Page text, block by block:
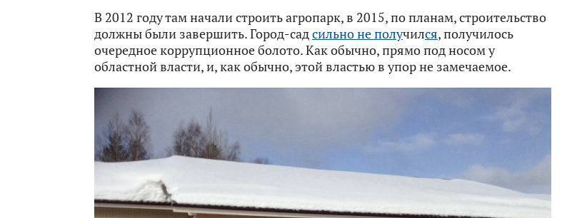
В 2012 году там начали строить агропарк, в 2015, по планам, строительство
должны были завершить. Город-садсильно не получился, получилось
очередное коррупционное болото. Как обычно, прямо под носом у
областной власти, и, как обычно, этой властью в упор не замечаемое.